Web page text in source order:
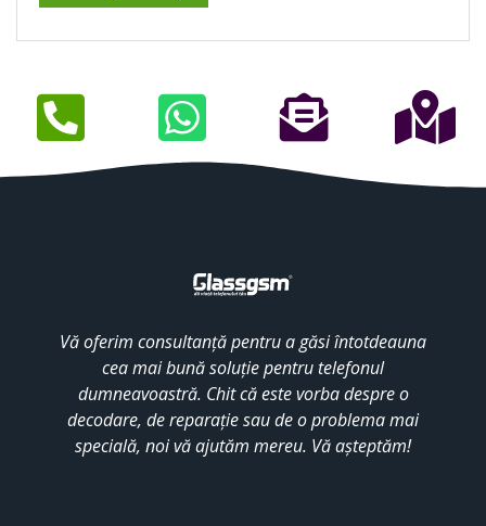
Vă oferim consultanță pentru a găsi întotdeauna
cea mai bună soluție pentru telefonul
dumneavoastră. Chit că este vorba despre o
decodare, de reparație sau de o problema mai
specială, noi vă ajutăm mereu. Vă așteptăm!